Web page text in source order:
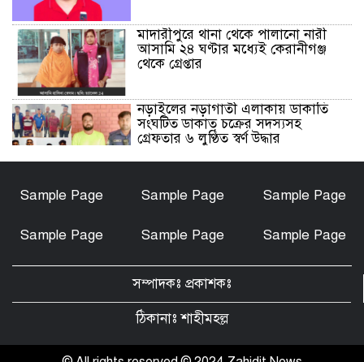
মাদারীপুরে থানা থেকে পালানো নারী
আসামি ২৪ ঘণ্টার মধ্যেই কেরানীগঞ্জ
থেকে গ্রেপ্তার
নড়াইলের নড়াগাতী এলাকায় ডাকাতি
সংঘটিত ডাকাত চক্রের সদস্যসহ
গ্রেফতার ৬ লুণ্ঠিত স্বর্ণ উদ্ধার
হত্যা মামলার আসামি আকাশ বিশ্বাস
আলী, বাহার আলী ও রেজাউলের জামিন
বাতিল ও ফাঁসির দাবিতে সাতক্ষীরায়
মানববন্ধন, পোস্টারিং
বিরুদ্ধে অনৈতিক আচরণের অভিযোগে
Sample Page Sample Page Sample Page
Sample Page Sample Page Sample Page
সম্পাদকঃ প্রকাশকঃ
ঠিকানাঃ শাহীমহল্ল